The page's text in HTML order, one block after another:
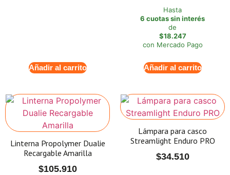
Añadir al carrito
Hasta
6 cuotas sin interés
de
$18.247
con Mercado Pago
Añadir al carrito
Linterna Propolymer Dualie
Recargable Amarilla
$105.910
Lámpara para casco
Streamlight Enduro PRO
$34.510